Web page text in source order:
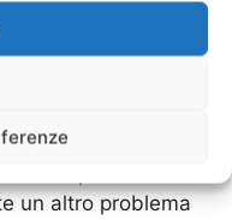
occorre
le manutenzioni
con la digitazione
inverni rigidi e
un altro problema